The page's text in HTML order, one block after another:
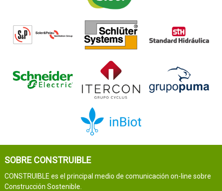
SOBRE CONSTRUIBLE
CONSTRUIBLE es el principal medio de comunicación on-line sobre
Construcción Sostenible.